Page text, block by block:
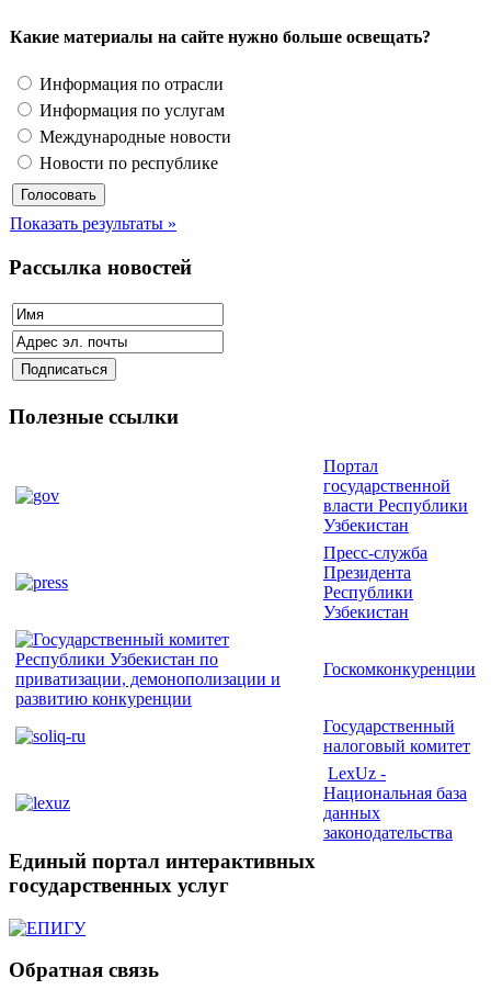
Какие материалы на сайте нужно больше освещать?
Информация по отрасли
Информация по услугам
Международные новости
Новости по республике
Показать результаты »
Рассылка новостей
Полезные ссылки
Портал
государственной
власти Республики
Узбекистан
Пресс-служба
Президента
Республики
Узбекистан
Госкомконкуренции
Государственный
налоговый комитет
LexUz -
Национальная база
данных
законодательства
Единый портал интерактивных
государственных услуг
Обратная связь